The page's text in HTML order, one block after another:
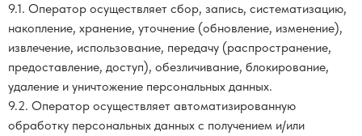
9.1. Оператор осуществляет сбор, запись, систематизацию,
накопление, хранение, уточнение (обновление, изменение),
извлечение, использование, передачу (распространение,
предоставление, доступ), обезличивание, блокирование,
удаление и уничтожение персональных данных.
9.2. Оператор осуществляет автоматизированную
обработку персональных данных с получением и/или